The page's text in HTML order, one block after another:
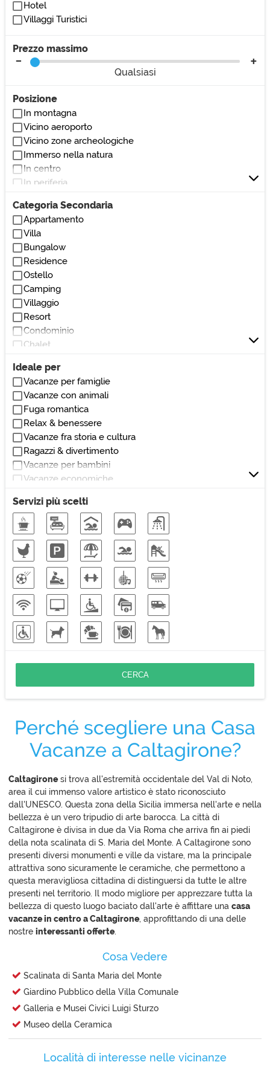
Hotel
Villaggi Turistici
Prezzo massimo
Qualsiasi
Posizione
In montagna
Vicino aeroporto
Vicino zone archeologiche
Immerso nella natura
In centro
In periferia
Vicino al lago
Vicino stazione
Vicino parchi/giardini
Vicino bar/ristoranti
Vicino club/discoteche
Vicino stadio
Vicino ospedali/cliniche
Vicino monumenti/zone di interesse
Vicino università
Vicino centri commerciali
Vicino autostrada
Vicino teatri/cinema
Categoria Secondaria
Appartamento
Villa
Bungalow
Residence
Ostello
Camping
Villaggio
Resort
Condominio
Chalet
Loft
Villetta a schiera
Dormitorio
Affittacamere
Locanda
Pensione
Dimora storica
Masseria
Casale
Rustico
Ideale per
Vacanze per famiglie
Vacanze con animali
Fuga romantica
Relax & benessere
Vacanze fra storia e cultura
Ragazzi & divertimento
Vacanze per bambini
Vacanze economiche
Soggiorni di lavoro
Vacanze sulla neve
Vacanze eco-friendly
Servizi più scelti
Perché scegliere una Casa
Vacanze a Caltagirone?
Caltagironesi trova all'estremità occidentale del Val di Noto,
area il cui immenso valore artistico è stato riconosciuto
dall'UNESCO. Questa zona della Sicilia immersa nell'arte e nella
bellezza è un vero tripudio di arte barocca. La città di
Caltagirone è divisa in due da Via Roma che arriva fin ai piedi
della nota scalinata di S. Maria del Monte. A Caltagirone sono
presenti diversi monumenti e ville da vistare, ma la principale
attrattiva sono sicuramente le ceramiche, che permettono a
questa meravigliosa cittadina di distinguersi da tutte le altre
presenti nel territorio. Il modo migliore per apprezzare tutta la
bellezza di questo luogo baciato dall'arte è affittare una casa
vacanze in centro a Caltagirone, approfittando di una delle
nostre interessanti offerte.
Cosa Vedere
Scalinata di Santa Maria del Monte
Giardino Pubblico della Villa Comunale
Galleria e Musei Civici Luigi Sturzo
Museo della Ceramica
Località di interesse nelle vicinanze